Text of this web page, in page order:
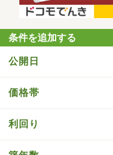
条件を追加する
公開日
価格帯
利回り